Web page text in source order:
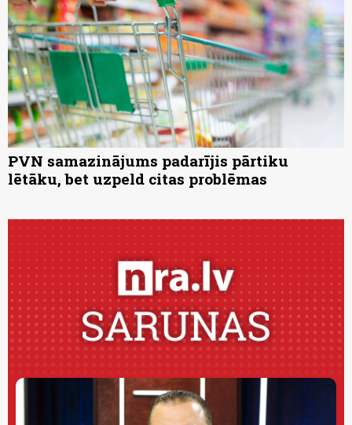
PVN samazinājums padarījis pārtiku
lētāku, bet uzpeld citas problēmas